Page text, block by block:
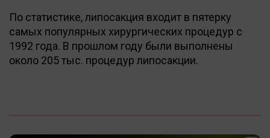
По статистике, липосакция входит в пятерку
самых популярных хирургических процедур с
1992 года. В прошлом году были выполнены
около 205 тыс. процедур липосакции.